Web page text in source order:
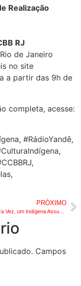
Realização
RJ
de Janeiro
no site
a partir das 9h de
completa, acesse:
#RádioYandê,
PRÓXIMO
Pela Primeira Vez, um Indígena Assume uma Cadeira no Conselho da Cidade do Rio de Janeiro
Campos